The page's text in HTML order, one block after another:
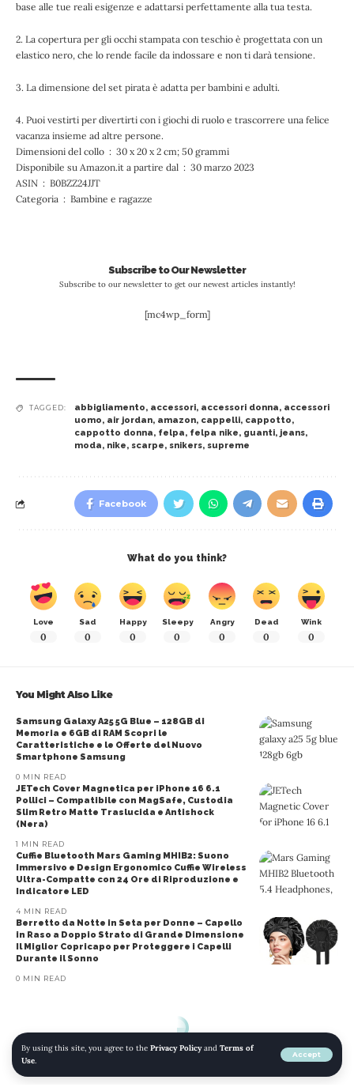
By using this site, you agree to the Privacy Policyand Terms of
Use.
Accept
base alle tue reali esigenze e adattarsi perfettamente alla tua testa.
2. La copertura per gli occhi stampata con teschio è progettata con un
elastico nero, che lo rende facile da indossare e non ti darà tensione.
3. La dimensione del set pirata è adatta per bambini e adulti.
4. Puoi vestirti per divertirti con i giochi di ruolo e trascorrere una felice
vacanza insieme ad altre persone.
Dimensioni del collo ‏ : ‎ 30 x 20 x 2 cm; 50 grammi
Disponibile su Amazon.it a partire dal ‏ : ‎ 30 marzo 2023
ASIN ‏ : ‎ B0BZZ24JJT
Categoria ‏ : ‎ Bambine e ragazze
Subscribe to Our Newsletter
Subscribe to our newsletter to get our newest articles instantly!
[mc4wp_form]
TAGGED: abbigliamento, accessori, accessori donna, accessori
uomo, air jordan, amazon, cappelli, cappotto,
cappotto donna, felpa, felpa nike, guanti, jeans,
moda, nike, scarpe, snikers, supreme
Facebook
What do you think?
Love
0
Sad
0
Happy
0
Sleepy
0
Angry
0
Dead
0
Wink
0
You Might Also Like
Samsung Galaxy A25 5G Blue – 128GB di
Memoria e 6GB di RAM Scopri le
Caratteristiche e le Offerte del Nuovo
Smartphone Samsung
0 MIN READ
JETech Cover Magnetica per iPhone 16 6.1
Pollici – Compatibile con MagSafe, Custodia
Slim Retro Matte Traslucida e Antishock
(Nera)
1 MIN READ
Cuffie Bluetooth Mars Gaming MHIB2: Suono
Immersivo e Design Ergonomico Cuffie Wireless
Ultra-Compatte con 24 Ore di Riproduzione e
Indicatore LED
4 MIN READ
Berretto da Notte in Seta per Donne – Capello
in Raso a Doppio Strato di Grande Dimensione
Il Miglior Copricapo per Proteggere i Capelli
Durante il Sonno
0 MIN READ